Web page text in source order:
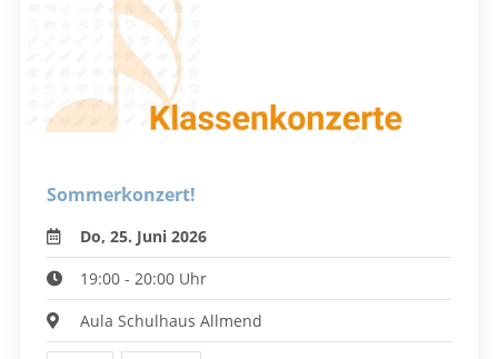
Sommerkonzert!
Do, 25. Juni 2026
19:00 - 20:00 Uhr
Aula Schulhaus Allmend